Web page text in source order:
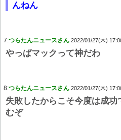
んねん
7:つらたんニュースさん 2022/01/27(木)
やっぱマックって神だわ
8:つらたんニュースさん 2022/01/27(木)
失敗したからこそ今度は成
むぞ